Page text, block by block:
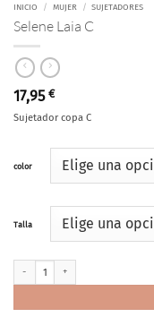
INICIO / MUJER / SUJETADORES
Selene Laia C
17,95 €
Sujetador copa C
color
Talla